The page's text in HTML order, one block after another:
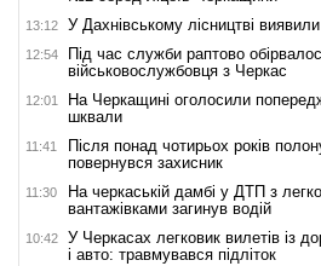
13:12 У Дахнівському лісництві
12:54
Під час служби раптово
військовослужбовця з Черкас
12:01
На Черкащині оголосили
шквали
11:41
Після понад чотирьох років
повернувся захисник
11:30
На черкаській дамбі у ДТП з
вантажівками загинув водій
10:42
У Черкасах легковик вилетів із
і авто: травмувався підліток